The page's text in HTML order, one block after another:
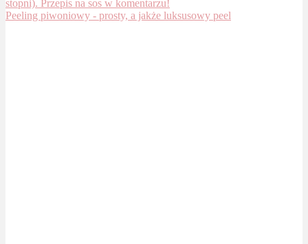
Peeling piwoniowy - prosty, a jakże luksusowy peel